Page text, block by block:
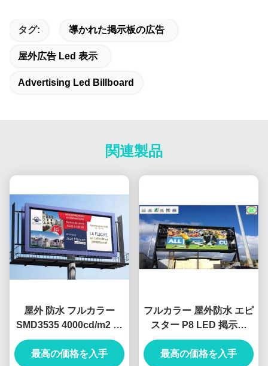
タグ: 導かれた掲示板の広告
屋外広告 Led 表示
Advertising Led Billboard
関連製品
屋外 防水 フルカラー
SMD3535 4000cd/m2 明
るさ ショッピングモール
LED広告画面
最高の価格を入手
フルカラー 屋外防水 エピ
スター P8 LED 掲示板
3840Hz リフレッシュレ
ート
最高の価格を入手